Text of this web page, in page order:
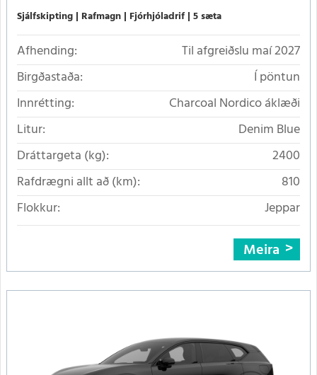
Sjálfskipting Rafmagn Fjórhjóladrif 5 sæta
Afhending:
Til afgreiðslu maí 2027
Birgðastaða:
Í pöntun
Innrétting:
Charcoal Nordico áklæði
Litur:
Denim Blue
Dráttargeta (kg):
2400
Rafdrægni allt að (km):
810
Flokkur:
Jeppar
Meira